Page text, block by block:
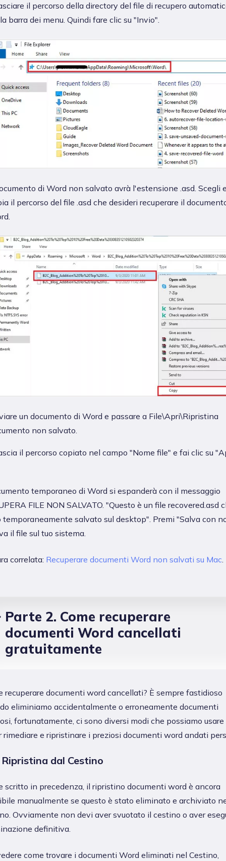
il percorso della directory del file di recupero
barra dei menu. Quindi fare clic su "Invio".
di Word non salvato avrà l'estensione .asd. Scegli
il percorso del file .asd che desideri recuperare il
un documento di Word e passare a File\Apri\Ripristina
non salvato.
il percorso copiato nel campo "Nome file" e fai clic su
temporaneo di Word si espanderà con il messaggio
FILE NON SALVATO. "Questo è un file recovered.asd
temporaneamente salvato sul desktop". Premi "Salva con
il file sul tuo sistema.
correlata: Recuperare documenti Word non salvati su Mac
Parte 2. Come recuperare
documenti Word cancellati
gratuitamente
recuperare documenti word cancellati? È sempre fastidioso
eliminiamo accidentalmente o erroneamente documenti
fortunatamente, ci sono diversi modi che possiamo usare
rimediare e ripristinare i preziosi documenti word andati
dal Cestino
scritto in precedenza, il ripristino documenti word è ancora
manualmente se questo è stato eliminato e archiviato
Ovviamente non devi aver svuotato il cestino o aver
definitiva.
come trovare i documenti Word eliminati nel Cestino,